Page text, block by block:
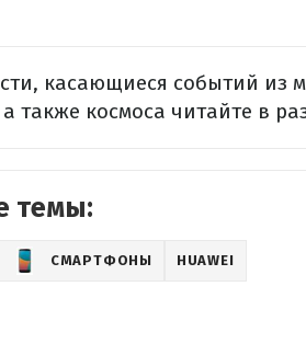
касающиеся событий из
также космоса читайте в
темы:
СМАРТФОНЫ HUAWEI